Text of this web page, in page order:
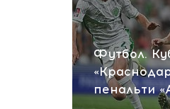
Футбол.
пенальти